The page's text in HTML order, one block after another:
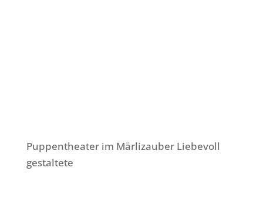
Puppentheater im Märlizauber Liebevoll
gestaltete